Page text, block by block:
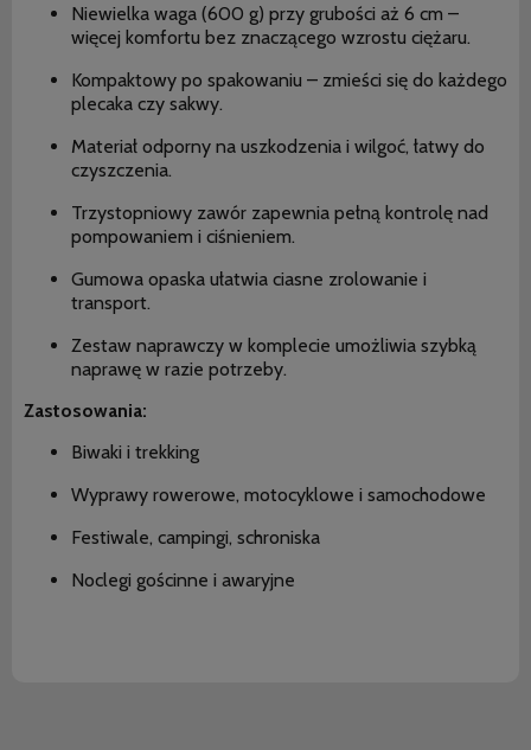
Niewielka waga (600 g) przy grubości aż 6 cm –
więcej komfortu bez znaczącego wzrostu ciężaru.
Kompaktowy po spakowaniu – zmieści się do każdego
plecaka czy sakwy.
Materiał odporny na uszkodzenia i wilgoć, łatwy do
czyszczenia.
Trzystopniowy zawór zapewnia pełną kontrolę nad
pompowaniem i ciśnieniem.
Gumowa opaska ułatwia ciasne zrolowanie i
transport.
Zestaw naprawczy w komplecie umożliwia szybką
naprawę w razie potrzeby.
Zastosowania:
Biwaki i trekking
Wyprawy rowerowe, motocyklowe i samochodowe
Festiwale, campingi, schroniska
Noclegi gościnne i awaryjne